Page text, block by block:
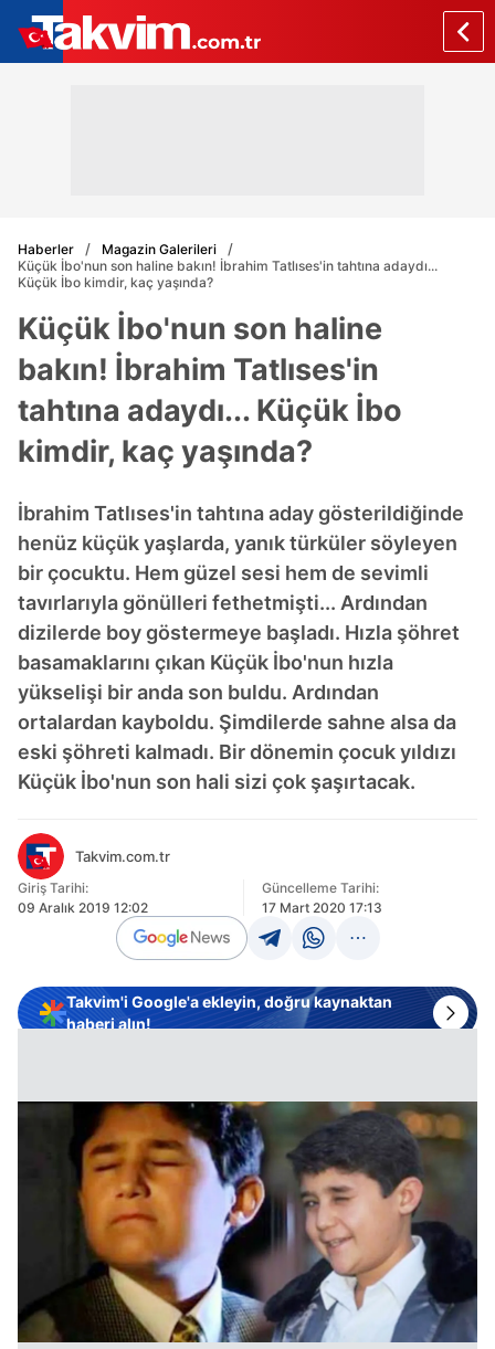
Haberler
Magazin Galerileri
Küçük İbo'nun son haline bakın! İbrahim Tatlıses'in tahtına adaydı...
Küçük İbo kimdir, kaç yaşında?
Küçük İbo'nun son haline
bakın! İbrahim Tatlıses'in
tahtına adaydı... Küçük İbo
kimdir, kaç yaşında?
İbrahim Tatlıses'in tahtına aday gösterildiğinde
henüz küçük yaşlarda, yanık türküler söyleyen
bir çocuktu. Hem güzel sesi hem de sevimli
tavırlarıyla gönülleri fethetmişti... Ardından
dizilerde boy göstermeye başladı. Hızla şöhret
basamaklarını çıkan Küçük İbo'nun hızla
yükselişi bir anda son buldu. Ardından
ortalardan kayboldu. Şimdilerde sahne alsa da
eski şöhreti kalmadı. Bir dönemin çocuk yıldızı
Küçük İbo'nun son hali sizi çok şaşırtacak.
Takvim.com.tr
Giriş Tarihi:
09 Aralık 2019 12:02
Güncelleme Tarihi:
17 Mart 2020 17:13
Takvim'i Google'a ekleyin, doğru kaynaktan
haberi alın!